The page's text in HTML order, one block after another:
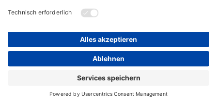
Impressum → Datenschutz →
AGB →
Cookie-Einstellungen
Widerruf →